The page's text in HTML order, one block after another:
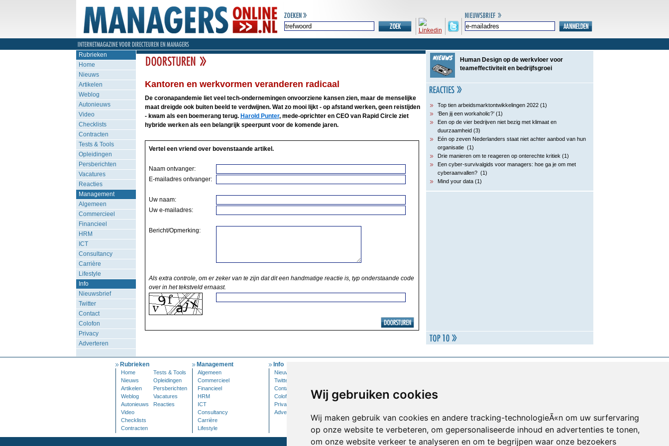
Wij gebruiken cookies
Wij maken gebruik van cookies en andere tracking-technologieÃ«n om uw surfervaring
op onze website te verbeteren, om gepersonaliseerde inhoud en advertenties te tonen,
om onze website verkeer te analyseren en om te begrijpen waar onze bezoekers
Rubrieken
Home
Nieuws
Artikelen
Weblog
Autonieuws
Video
Checklists
Contracten
Tests & Tools
Opleidingen
Persberichten
Vacatures
Reacties
Management
Algemeen
Commercieel
Financieel
HRM
ICT
Consultancy
Carrière
Lifestyle
Info
Nieuwsbrief
Twitter
Contact
Colofon
Privacy
Adverteren
Kantoren en werkvormen veranderen radicaal
De coronapandemie liet veel tech-ondernemingen onvoorziene kansen zien, maar de menselijke
maat dreigde ook buiten beeld te verdwijnen. Wat zo mooi lijkt - op afstand werken, geen reistijden
- kwam als een boemerang terug. Harold Punter, mede-oprichter en CEO van Rapid Circle ziet
hybride werken als een belangrijk speerpunt voor de komende jaren.
Vertel een vriend over bovenstaande artikel.
Naam ontvanger:
E-mailadres ontvanger:
Uw naam:
Uw e-mailadres:
Bericht/Opmerking:
Als extra controle, om er zeker van te zijn dat dit een handmatige reactie is, typ onderstaande code
over in het tekstveld ernaast.
Human Design op de werkvloer voor
teameffectiviteit en bedrijfsgroei
Top tien arbeidsmarktontwikkelingen 2022 (1)
‘Ben jij een workaholic?’ (1)
Een op de vier bedrijven niet bezig met klimaat en
duurzaamheid (3)
Eén op zeven Nederlanders staat niet achter aanbod van hun
organisatie (1)
Drie manieren om te reageren op onterechte kritiek (1)
Een cyber-survivalgids voor managers: hoe ga je om met
cyberaanvallen? (1)
Mind your data (1)
Rubrieken
Home
Tests & Tools
Nieuws
Opleidingen
Artikelen
Persberichten
Weblog
Vacatures
Autonieuws
Reacties
Video
Checklists
Contracten
Management
Algemeen
Commercieel
Financieel
HRM
ICT
Consultancy
Carrière
Lifestyle
Info
Nieuwsbrief
Twitter
Contact
Colofon
Privacy
Adverteren